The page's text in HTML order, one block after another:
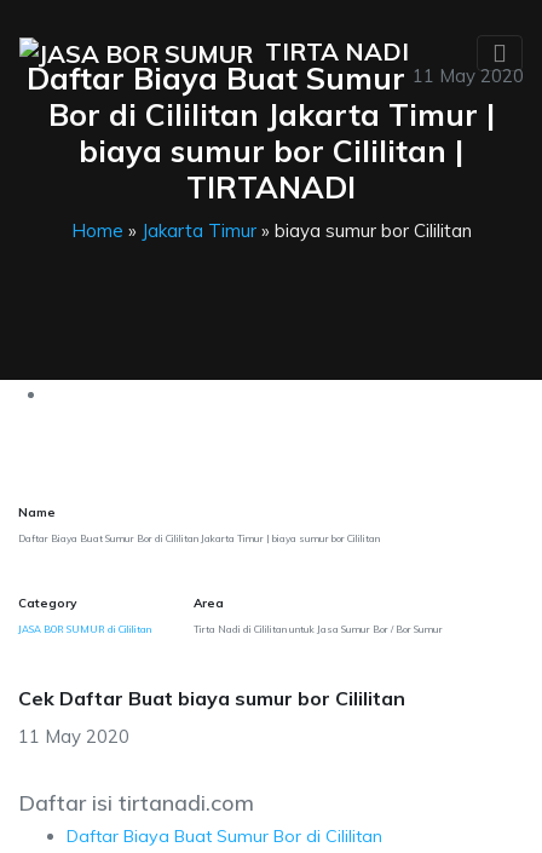
TIRTA NADI
11 May 2020
Daftar Biaya Buat Sumur
Bor di Cililitan Jakarta Timur |
biaya sumur bor Cililitan |
TIRTANADI
Home » Jakarta Timur» biaya sumur bor Cililitan
Name
Daftar Biaya Buat Sumur Bor di Cililitan Jakarta Timur | biaya sumur bor Cililitan
Category
JASA BOR SUMUR di Cililitan
Area
Tirta Nadi di Cililitan untuk Jasa Sumur Bor / Bor Sumur
Cek Daftar Buat biaya sumur bor Cililitan
11 May 2020
Daftar isi tirtanadi.com
Daftar Biaya Buat Sumur Bor di Cililitan